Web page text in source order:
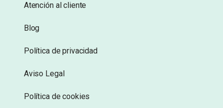
Información
Sobre nosotros